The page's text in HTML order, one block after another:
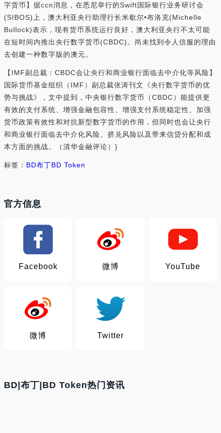
字货币】据ccn消息，在悉尼举行的Swift国际银行业务研讨会
(SIBOS)上，澳大利亚央行助理行长米歇尔•布洛克(Michelle
Bullock)表示，现有货币系统运行良好，澳大利亚央行不太可能
在短时间内推出央行数字货币(CBDC)。尚未找到令人信服的理由
去创建一种数字版的澳元。
【IMF副总裁：CBDC会让央行和商业银行面临去中介化等风险】
国际货币基金组织（IMF）副总裁张涛刊文《央行数字货币的优
势与挑战》，文中提到，中央银行数字货币（CBDC）能提供更
有效的支付系统、增强金融包容性、增强支付系统稳定性、加强
货币政策有效性和对抗新型数字货币的作用，但同时也会让央行
和商业银行面临去中介化风险、挤兑风险以及带来信贷分配和成
本方面的挑战。（清华金融评论）}
标签： BD布丁BD Token
官方信息
Facebook 微博 YouTube
微博 Twitter
BD|布丁|BD Token热门资讯